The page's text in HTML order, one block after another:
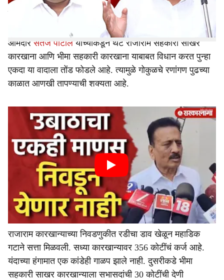
टीकेची झोड उठवली आहे.
आमदार सतेज पाटील यांच्याकडून थेट राजाराम सहकारी साखर
कारखाना आणि भीमा सहकारी कारखाना याबाबत विधान करत पुन्हा
एकदा या वादाला तोंड फोडले आहे. त्यामुळे गोकुळचे रणांगण पुढच्या
काळात आणखी तापण्याची शक्यता आहे.
राजाराम कारखान्याच्या निवडणुकीत रडीचा डाव खेळून महाडिक
गटाने सत्ता मिळवली. सध्या कारखान्यावर 356 कोटींचं कर्ज आहे.
यंदाच्या हंगामात एक कांडेही गाळप झाले नाही. दुसरीकडे भीमा
सहकारी साखर कारखान्याला सभासदांची 30 कोटींची देणी